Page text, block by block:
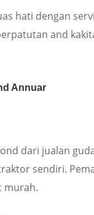
hati dengan
and
Annuar
dari jualan
sendiri.
murah.